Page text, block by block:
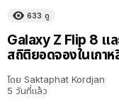
633 ดู
Galaxy Z Flip 8 แ
สถิติยอดจองในเกาห
โดย Saktaphat Kordjan
5 วันที่แล้ว